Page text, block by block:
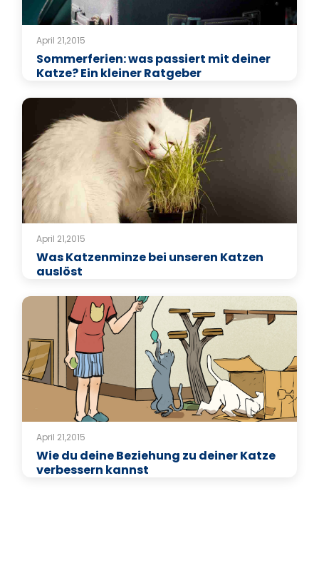
April 21,2015
Sommerferien: was passiert mit deiner
Katze? Ein kleiner Ratgeber
April 21,2015
Was Katzenminze bei unseren Katzen
auslöst
April 21,2015
Wie du deine Beziehung zu deiner Katze
verbessern kannst